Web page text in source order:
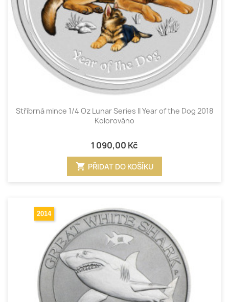
Stříbrná mince 1/4 Oz Lunar Series II Year of the Dog 2018
Kolorováno
1 090,00 Kč
shopping_cart PŘIDAT DO KOŠÍKU
2014